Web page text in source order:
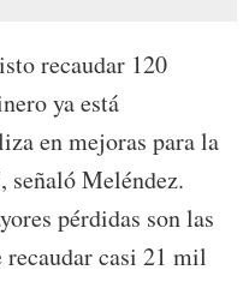
recaudar 120
ya está
en mejoras para la
señaló Meléndez.
pérdidas son las
recaudar casi 21 mil